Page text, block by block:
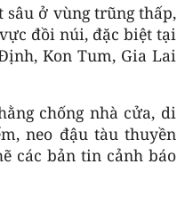
sâu ở vùng trũng thấp,
đồi núi, đặc biệt tại
Kon Tum, Gia Lai
chống nhà cửa, di
neo đậu tàu thuyền
các bản tin cảnh báo